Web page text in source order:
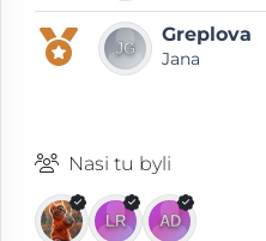
Greplova
Jana
Nasi tu byli